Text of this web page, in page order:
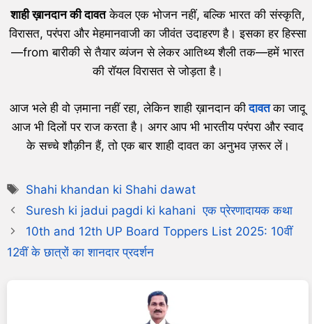
शाही ख़ानदान की दावतकेवल एक भोजन नहीं, बल्कि भारत की संस्कृति,
विरासत, परंपरा और मेहमानवाजी का जीवंत उदाहरण है। इसका हर हिस्सा
—from बारीकी से तैयार व्यंजन से लेकर आतिथ्य शैली तक—हमें भारत
की रॉयल विरासत से जोड़ता है।
आज भले ही वो ज़माना नहीं रहा, लेकिन शाही ख़ानदान कीदावतका जादू
आज भी दिलों पर राज करता है। अगर आप भी भारतीय परंपरा और स्वाद
के सच्चे शौक़ीन हैं, तो एक बार शाही दावत का अनुभव ज़रूर लें।
Shahi khandan ki Shahi dawat
Suresh ki jadui pagdi ki kahani एक प्रेरणादायक कथा
10th and 12th UP Board Toppers List 2025: 10वीं
12वीं के छात्रों का शानदार प्रदर्शन